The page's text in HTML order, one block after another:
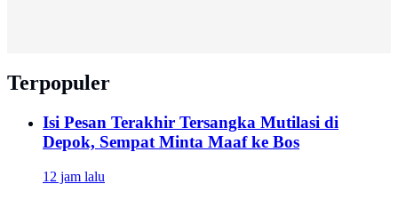
Terpopuler
Isi Pesan Terakhir Tersangka Mutilasi di
Depok, Sempat Minta Maaf ke Bos
12 jam lalu